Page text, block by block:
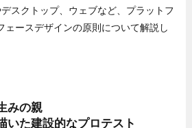
スクトップ、ウェブなど、プラットフ
ェースデザインの原則について解説し
みの親
いた建設的なプロテスト